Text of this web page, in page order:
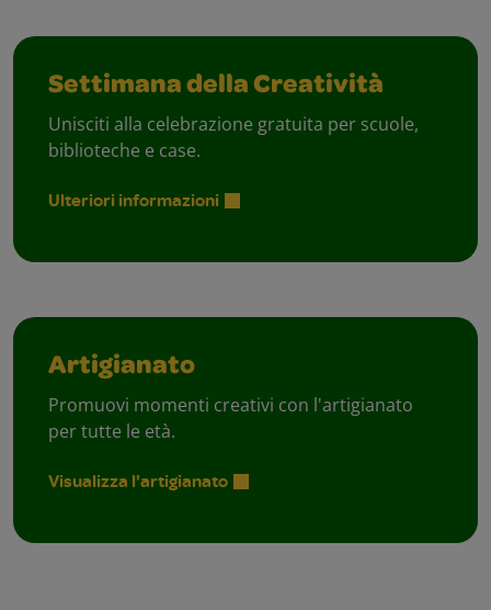
Settimana della Creatività
Unisciti alla celebrazione gratuita per scuole,
biblioteche e case.
Ulteriori informazioni
Artigianato
Promuovi momenti creativi con l'artigianato
per tutte le età.
Visualizza l'artigianato